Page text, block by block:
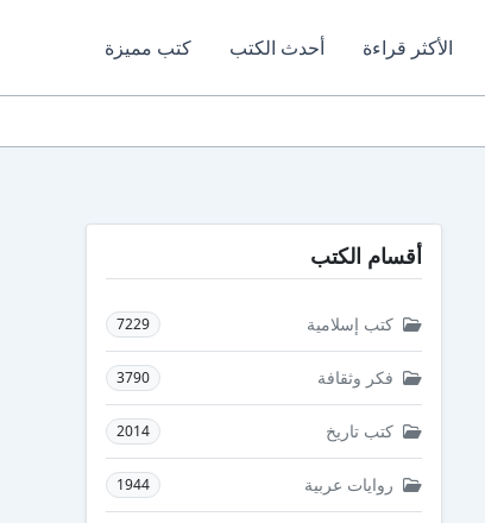
الأكثر قراءة أحدث الكتب كتب مميزة
أقسام الكتب
كتب إسلامية 7229
فكر وثقافة 3790
كتب تاريخ 2014
روايات عربية 1944